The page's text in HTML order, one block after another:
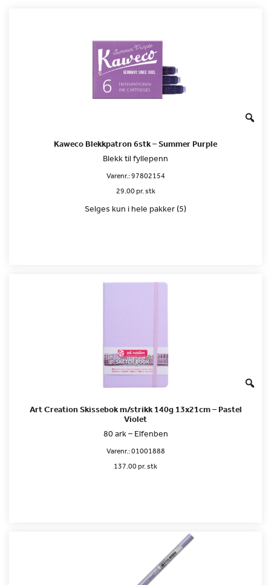
Kaweco Blekkpatron 6stk – Summer Purple
Blekk til fyllepenn
Varenr.:97802154
29.00 pr. stk
Selges kun i hele pakker (5)
Art Creation Skissebok m/strikk 140g 13x21cm – Pastel
Violet
80 ark – Elfenben
Varenr.:01001888
137.00 pr. stk